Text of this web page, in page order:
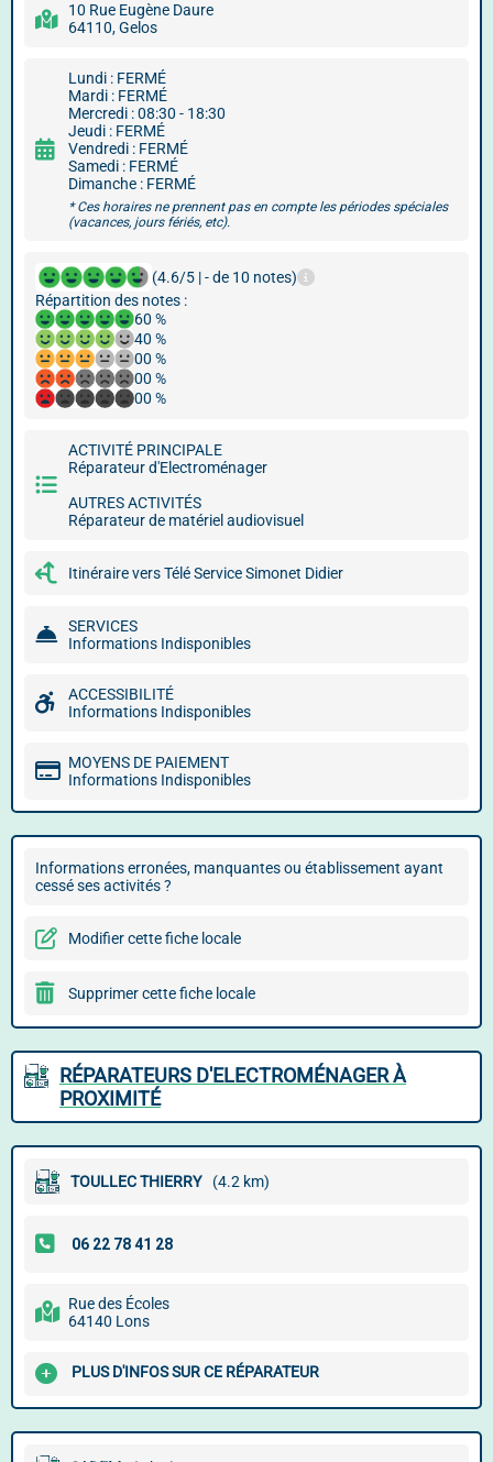
10 Rue Eugène Daure
64110, Gelos
Lundi : FERMÉ
Mardi : FERMÉ
Mercredi : 08:30 - 18:30
Jeudi : FERMÉ
Vendredi : FERMÉ
Samedi : FERMÉ
Dimanche : FERMÉ
* Ces horaires ne prennent pas en compte les périodes spéciales
(vacances, jours fériés, etc).
(4.6/5 | - de 10 notes)
Répartition des notes :
60 %
40 %
00 %
00 %
00 %
ACTIVITÉ PRINCIPALE
Réparateur d'Electroménager
AUTRES ACTIVITÉS
Réparateur de matériel audiovisuel
Itinéraire vers Télé Service Simonet Didier
SERVICES
Informations Indisponibles
ACCESSIBILITÉ
Informations Indisponibles
MOYENS DE PAIEMENT
Informations Indisponibles
Informations erronées, manquantes ou établissement ayant
cessé ses activités ?
Modifier cette fiche locale
Supprimer cette fiche locale
RÉPARATEURS D'ELECTROMÉNAGER À
PROXIMITÉ
TOULLEC THIERRY (4.2 km)
Rue des Écoles
64140 Lons
PLUS D'INFOS SUR CE RÉPARATEUR